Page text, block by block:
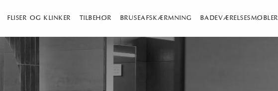
FLISER OG KLINKER TILBEHØR BRUSEAFSKÆRMNING BADEVÆRELSESMØBLER